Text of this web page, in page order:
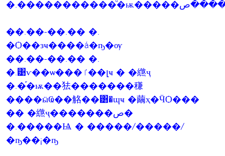
��.��-��.�� �.
�Ѻ��зҹ����á�ҧ�ѹ
��.��-��.�� �.
�.͹ѵ��ѡ���ٵ��լҹ � �繺ҷ
�.�֡�ѭ��㹤�������稴
����ӹҨ��觡��͸�ɰҹ �繭ҳ�ӴѺ���
�� �繺ҷ�������ص�
�.�����Ѩ � �����/�����/
�ҧ��¡�ҧ